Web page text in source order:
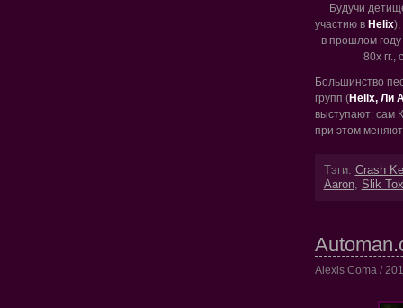
Будучи
участию в Helix),
в прошлом
80х
Большинство
групп (Helix, Ли
выступают: сам
при этом
Тэги: Crash
Aaron, Slik
Alexis Coma /